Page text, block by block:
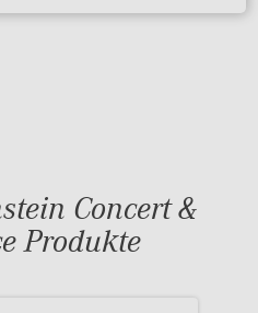
Concert &
Produkte